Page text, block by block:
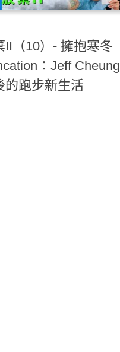
II（10）- 擁抱寒冬
：Jeff Cheung
的跑步新生活